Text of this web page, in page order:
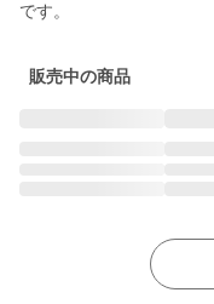
です。
販売中の商品